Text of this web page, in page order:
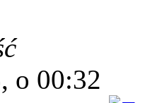
o 00:32